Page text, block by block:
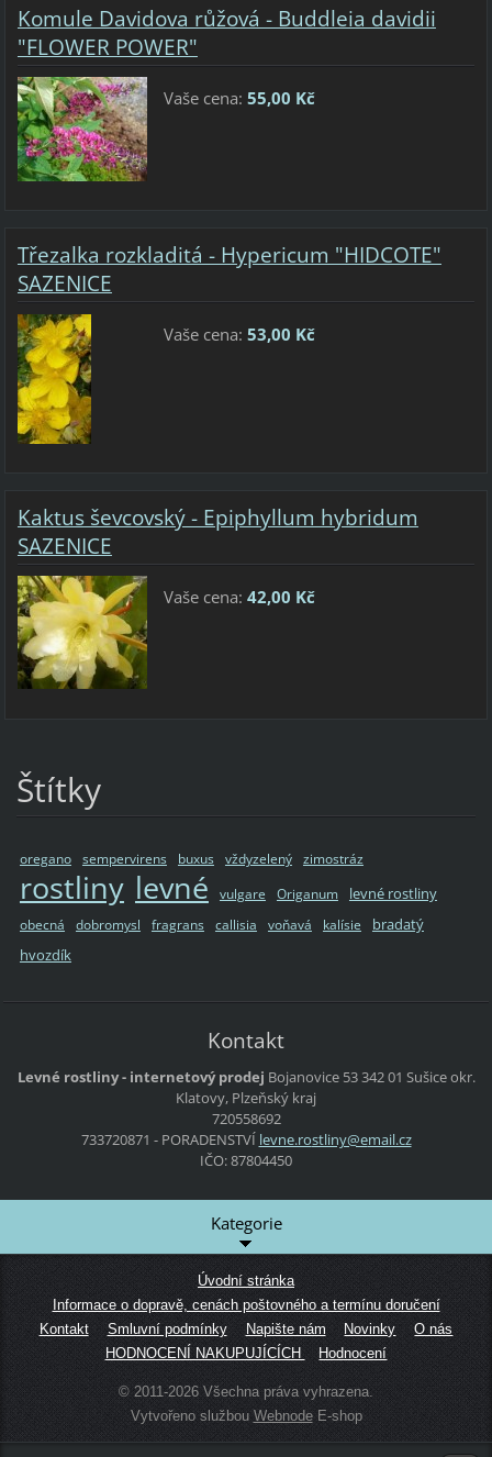
Komule Davidova růžová - Buddleia davidii
"FLOWER POWER"
Vaše cena: 55,00 Kč
Třezalka rozkladitá - Hypericum "HIDCOTE"
SAZENICE
Vaše cena: 53,00 Kč
Kaktus ševcovský - Epiphyllum hybridum
SAZENICE
Vaše cena: 42,00 Kč
Štítky
oregano sempervirens buxus vždyzelený zimostráz
rostliny levné vulgare Origanum levné rostliny
obecná dobromysl fragrans callisia voňavá kalísie
bradatý
hvozdík
Kontakt
Levné rostliny - internetový prodej Bojanovice 53342 01 Sušiceokr.
Klatovy, Plzeňský kraj
720558692
733720871 - PORADENSTVÍ levne.rostliny@email.cz
IČO: 87804450
Kategorie
Úvodní stránka
Informace o dopravě, cenách poštovného a termínu doručení
Kontakt
Smluvní podmínky Napište nám Novinky
O nás
HODNOCENÍ NAKUPUJÍCÍCH
Hodnocení
© 2011-2026 Všechna práva vyhrazena.
Vytvořeno službouWebnodeE-shop